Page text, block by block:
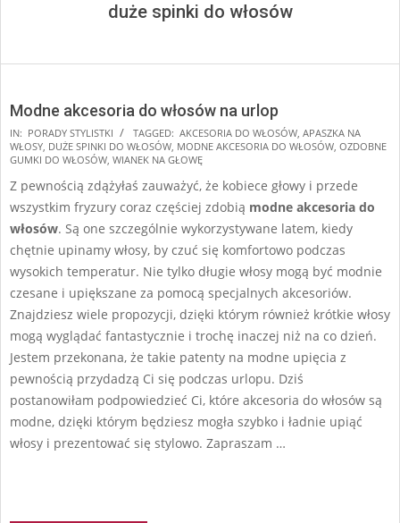
duże spinki do włosów
Modne akcesoria do włosów na urlop
2025-
07-
IN: PORADY STYLISTKI TAGGED: AKCESORIA DO WŁOSÓW, APASZKA NA
WŁOSY, DUŻE SPINKI DO WŁOSÓW, MODNE AKCESORIA DO WŁOSÓW, OZDOBNE
GUMKI DO WŁOSÓW, WIANEK NA GŁOWĘ
Z pewnością zdążyłaś zauważyć, że kobiece głowy i przede
wszystkim fryzury coraz częściej zdobią modne akcesoria do
włosów. Są one szczególnie wykorzystywane latem, kiedy
chętnie upinamy włosy, by czuć się komfortowo podczas
wysokich temperatur. Nie tylko długie włosy mogą być modnie
czesane i upiększane za pomocą specjalnych akcesoriów.
Znajdziesz wiele propozycji, dzięki którym również krótkie włosy
mogą wyglądać fantastycznie i trochę inaczej niż na co dzień.
Jestem przekonana, że takie patenty na modne upięcia z
pewnością przydadzą Ci się podczas urlopu. Dziś
postanowiłam podpowiedzieć Ci, które akcesoria do włosów są
modne, dzięki którym będziesz mogła szybko i ładnie upiąć
włosy i prezentować się stylowo. Zapraszam …